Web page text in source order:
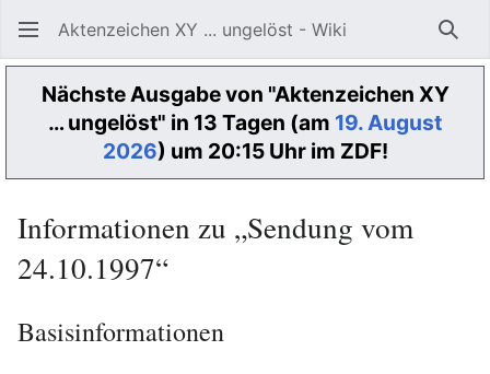
Aktenzeichen XY ... ungelöst - Wiki
Nächste Ausgabe von "Aktenzeichen XY
… ungelöst" in 13 Tagen (am 19. August
2026) um 20:15 Uhr im ZDF!
Informationen zu „Sendung vom
24.10.1997“
Basisinformationen